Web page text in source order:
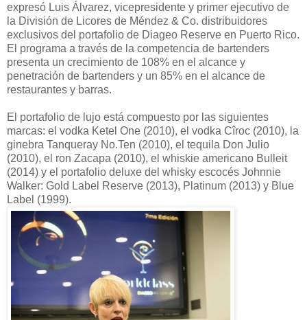
expresó Luis Álvarez, vicepresidente y primer ejecutivo de
la División de Licores de Méndez & Co. distribuidores
exclusivos del portafolio de Diageo Reserve en Puerto Rico.
El programa a través de la competencia de bartenders
presenta un crecimiento de 108% en el alcance y
penetración de bartenders y un 85% en el alcance de
restaurantes y barras.
El portafolio de lujo está compuesto por las siguientes
marcas: el vodka Ketel One (2010), el vodka Cîroc (2010), la
ginebra Tanqueray No.Ten (2010), el tequila Don Julio
(2010), el ron Zacapa (2010), el whiskie americano Bulleit
(2014) y el portafolio deluxe del whisky escocés Johnnie
Walker: Gold Label Reserve (2013), Platinum (2013) y Blue
Label (1999).